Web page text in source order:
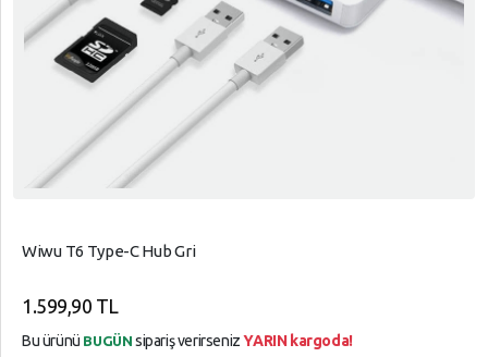
Wiwu T6 Type-C Hub Gri
1.599,90 TL
Bu ürünü BUGÜN sipariş verirsenizYARIN kargoda!